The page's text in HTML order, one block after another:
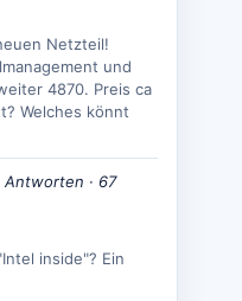
Netzteil!
und
4870. Preis ca
Welches könnt
Antworten · 67
inside"? Ein